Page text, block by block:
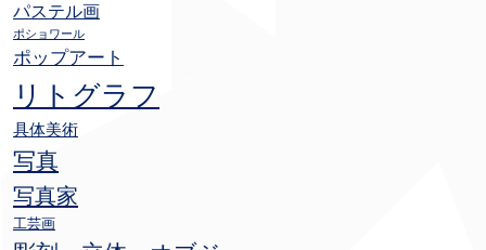
パステル画
ポショワール
ポップアート
リトグラフ
具体美術
写真
写真家
工芸画